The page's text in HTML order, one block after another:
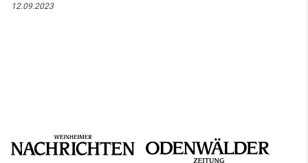
12.09.2023